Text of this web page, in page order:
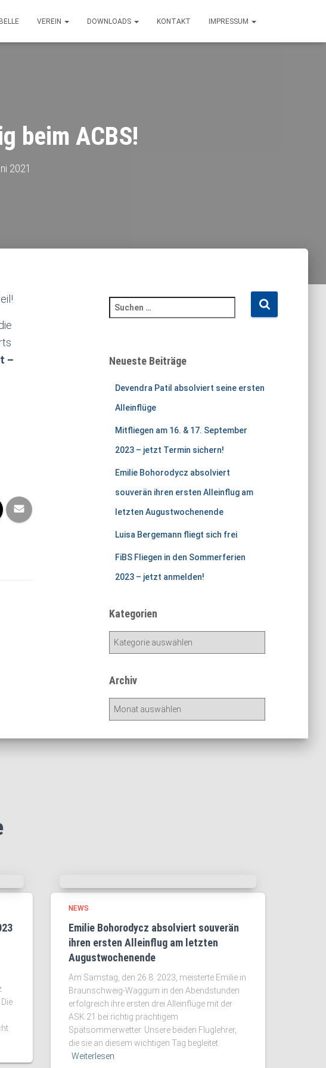
VEREIN DOWNLOADS KONTAKT IMPRESSUM
beim ACBS!
2021
–
u
eNeueste Beiträge
Devendra Patil absolviert seine ersten
Alleinflüge
Mitfliegen am 16. & 17. September
2023 – jetzt Termin sichern!
Emilie Bohorodycz absolviert
souverän ihren ersten Alleinflug am
letzten Augustwochenende
Luisa Bergemann fliegt sich frei
FiBS Fliegen in den Sommerferien
2023 – jetzt anmelden!
Kategorien
e
e
Archiv
h
NEWS
Emilie Bohorodycz absolviert souverän
ihren ersten Alleinflug am letzten
Augustwochenende
Am Samstag, den 26.8. 2023, meisterte Emilie in
Braunschweig-Waggum in den Abendstunden
erfolgreich ihre ersten drei Alleinflüge mit der
ASK 21 bei richtig prächtigem
Spätsommerwetter. Unsere beiden Fluglehrer,
die sie an diesem wichtigen Tag begleitet
Weiterlesen